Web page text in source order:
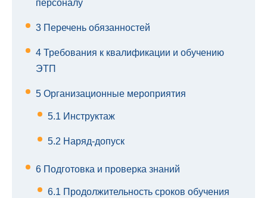
персоналу
3 Перечень обязанностей
4 Требования к квалификации и обучению
ЭТП
5 Организационные мероприятия
5.1 Инструктаж
5.2 Наряд-допуск
6 Подготовка и проверка знаний
6.1 Продолжительность сроков обучения